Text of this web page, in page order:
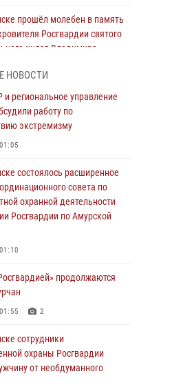
прошёл молебен в память
Росгвардии святого
князя Владимира
рублей выплачено
сданное на возмездной
подразделений
охраны Росгвардии
в период с 20 по 26 июля
охраны
службу в подразделения
Управления Росгвардии
НОВОСТИ
региональное управление
работу по
экстремизму
состоялось расширенное
совета по
охранной деятельности
Росгвардии по Амурской
продолжаются
2
сотрудники
охраны Росгвардии
от необдуманного